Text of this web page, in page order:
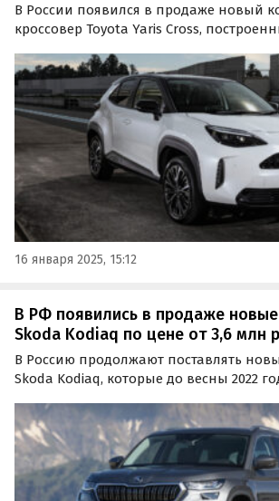
В России появился в продаже новый
кроссовер Toyota Yaris Cross,
как из наличия, так и под заказ, и
000 рублей, пишут «Автоновости дня»
16 января 2025, 15:12
В РФ появились в продаже
Skoda Kodiaq по цене от 3,6 млн
В Россию продолжают поставлять
Skoda Kodiaq, которые до весны 2022
Цены на них на одном из
февраля стартуют от 2 950 000 рублей,
«Автоновости…